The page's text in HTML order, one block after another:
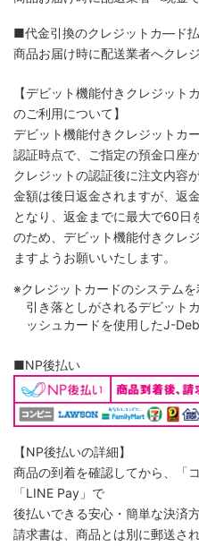
■代金引換のクレジットカ―ド
商品お届け時に配送業者へクレ
【デビット機能付きクレジット
のご利用について】
デビット機能付きクレジットカ
認証時点で、ご指定の預金口座
クレジットの認証後に注文内容
金額は後日返金されますが、返
となり、返金までに最大で60日
のため、デビット機能付きクレ
ますようお願いいたします。
※クレジットカードのシステム
引き落としがされるデビット
ッシュカードを使用したJ-
■NP後払い
【NP後払いの詳細】
商品の到着を確認してから、「
「LINE Pay」で
後払いできる安心・簡単な決済方
請求書は、商品とは別に郵送さ